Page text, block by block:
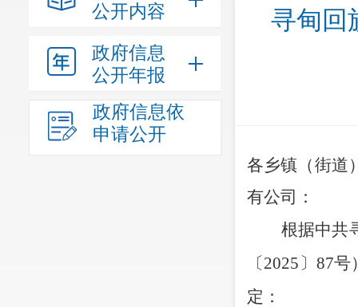
公开内容
政府信息
公开年报
政府信息依
申请公开
寻甸回
各乡镇 （街道
有公司：
根据中共
〔2025 〕 87号
定 ：